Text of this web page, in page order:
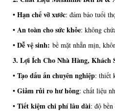
• Hạn chế vỡ xước: đảm bảo tuổi
• An toàn cho sức khỏe: không
• Dễ vệ sinh: bề mặt nhẵn mịn,
3. Lợi Ích Cho Nhà Hàng, Khách
• Tạo dấu ấn chuyên nghiệp: thiết
• Giảm rủi ro hư hỏng: chất liệu
•Tiết kiệm chi phí lâu dài: độ